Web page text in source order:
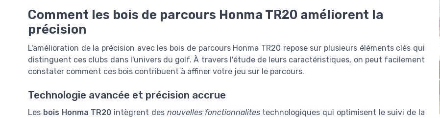
Comment les bois de parcours Honma TR20 améliorent la
précision
L'amélioration de la précision avec les bois de parcours Honma TR20 repose sur plusieurs éléments clés qui
distinguent ces clubs dans l'univers du golf. À travers l'étude de leurs caractéristiques, on peut facilement
constater comment ces bois contribuent à affiner votre jeu sur le parcours.
Technologie avancée et précision accrue
Les bois Honma TR20 intègrent des nouvelles fonctionnalitestechnologiques qui optimisent le suivi de la